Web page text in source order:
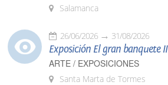
Salamanca
26/06/2026 31/08/2026
Exposición El gran banquete II
ARTE / EXPOSICIONES
Santa Marta de Tormes